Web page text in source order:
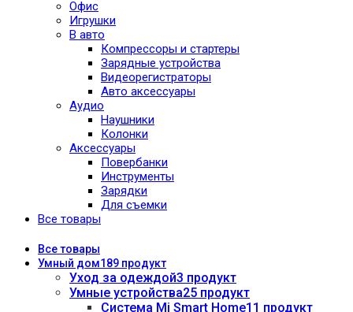
Офис
Игрушки
В авто
Компрессоры и стартеры
Зарядные устройства
Видеорегистраторы
Авто аксессуары
Аудио
Наушники
Колонки
Аксессуары
Повербанки
Инструменты
Зарядки
Для съемки
Все товары
Всетовары
Умный дом189 продукт
Уход за одеждой3 продукт
Умные устройства25 продукт
Система Mi Smart Home11 продукт